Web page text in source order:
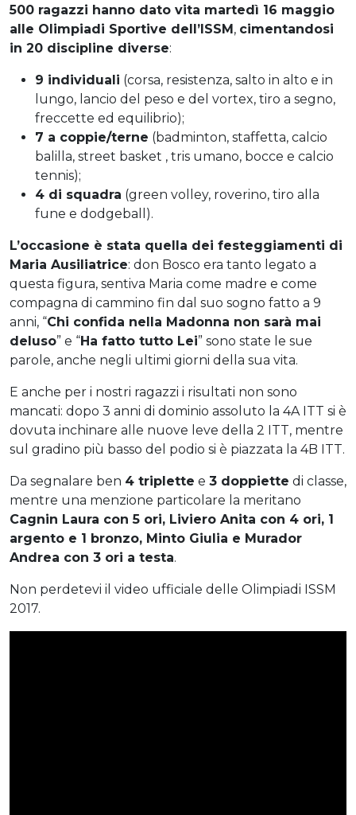
500 ragazzi hanno dato vita martedì 16 maggio
alle Olimpiadi Sportive dell’ISSM , cimentandosi
in 20 discipline diverse:
9 individuali (corsa, resistenza, salto in alto e in
lungo, lancio del peso e del vortex, tiro a segno,
freccette ed equilibrio);
7 a coppie/terne (badminton, staffetta, calcio
balilla, street basket , tris umano, bocce e calcio
tennis);
4 di squadra (green volley, roverino, tiro alla
fune e dodgeball).
L’occasione è stata quella dei festeggiamenti di
Maria Ausiliatrice: don Bosco era tanto legato a
questa figura, sentiva Maria come madre e come
compagna di cammino fin dal suo sogno fatto a 9
anni, “Chi confida nella Madonna non sarà mai
deluso” e “Ha fatto tutto Lei” sono state le sue
parole, anche negli ultimi giorni della sua vita.
E anche per i nostri ragazzi i risultati non sono
mancati: dopo 3 anni di dominio assoluto la 4A ITT si è
dovuta inchinare alle nuove leve della 2 ITT, mentre
sul gradino più basso del podio si è piazzata la 4B ITT.
Da segnalare ben 4 triplette e 3 doppiette di classe,
mentre una menzione particolare la meritano
Cagnin Laura con 5 ori, Liviero Anita con 4 ori, 1
argento e 1 bronzo, Minto Giulia e Murador
Andrea con 3 ori a testa.
Non perdetevi il video ufficiale delle Olimpiadi ISSM
2017.